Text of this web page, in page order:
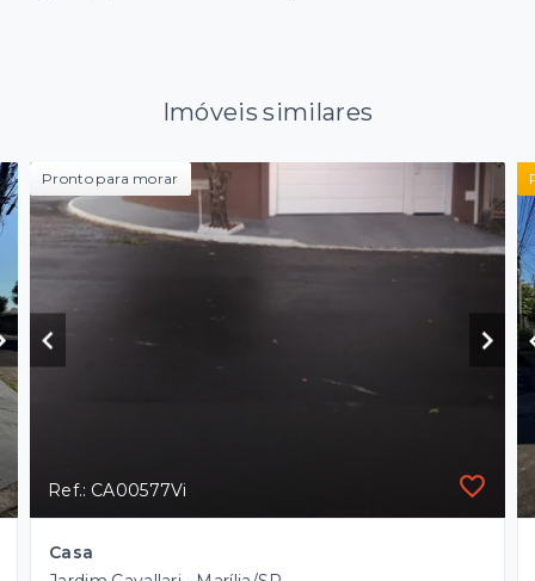
Imóveis similares
Pronto para morar
Ref.: CA00577Vi
Casa